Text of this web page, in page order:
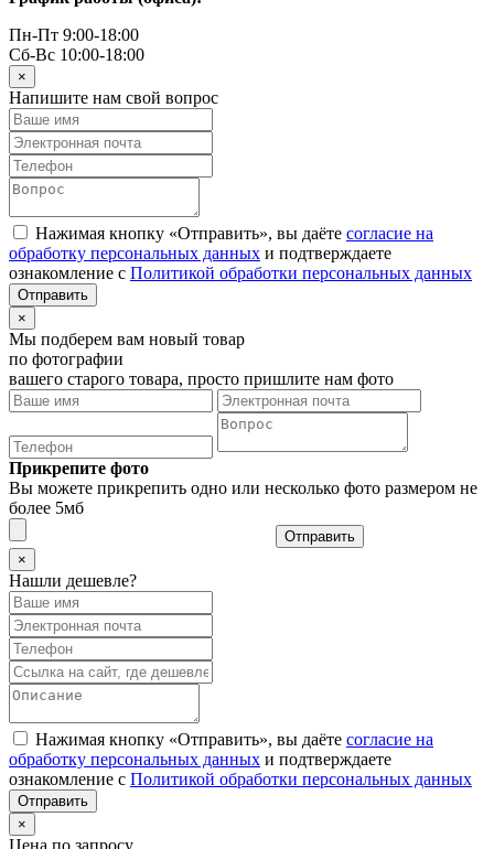
Пн-Пт 9:00-18:00
Сб-Вс 10:00-18:00
×
Напишите нам свой вопрос
Нажимая кнопку «Отправить», вы даёте согласие на
обработку персональных данных и подтверждаете
ознакомление с Политикой обработки персональных данных
×
Мы подберем вам новый товар
по фотографии
вашего старого товара, просто пришлите нам фото
Прикрепите фото
Вы можете прикрепить одно или несколько фото размером не
более 5мб
Отправить
×
Нашли дешевле?
Нажимая кнопку «Отправить», вы даёте согласие на
обработку персональных данных и подтверждаете
ознакомление с Политикой обработки персональных данных
×
Цена по запросу